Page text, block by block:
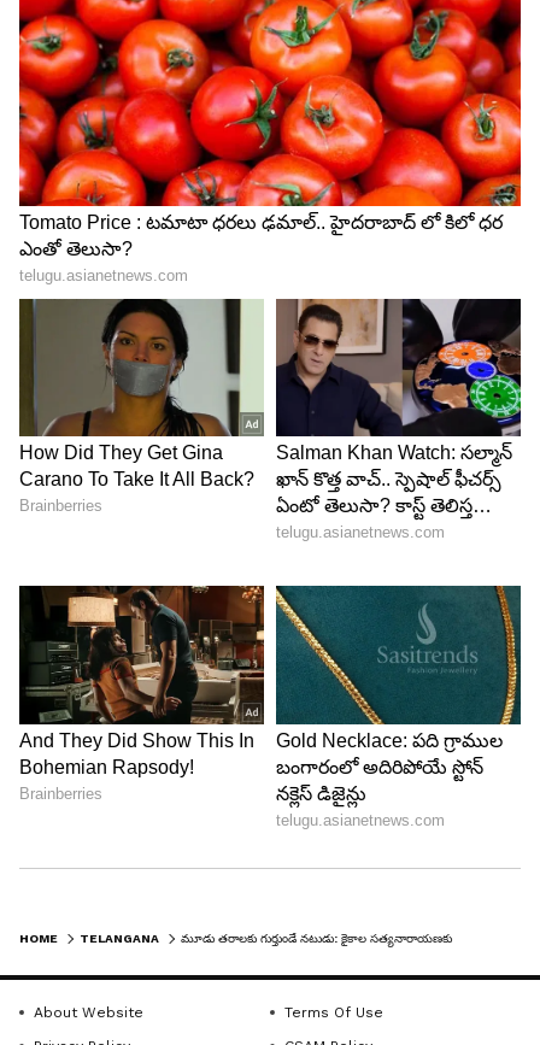
HOME TELANGANA
About Website
Terms Of Use